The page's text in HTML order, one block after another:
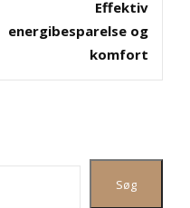
Effektiv
energibesparelse og
komfort
Søg